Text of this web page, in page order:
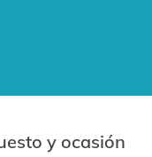
y ocasión